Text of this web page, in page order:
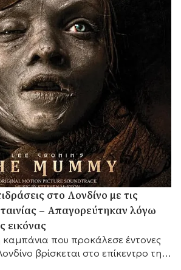
στο Λονδίνο με τις
– Απαγορεύτηκαν λόγω
εικόνας
καμπάνια που προκάλεσε έντονες
βρίσκεται στο επίκεντρο της